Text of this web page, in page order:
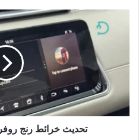
-
التحميل
والتثبيت
تحديث خرائط رنج